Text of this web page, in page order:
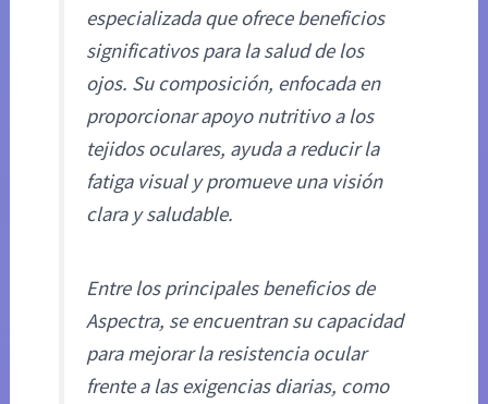
especializada que ofrece beneficios
significativos para la salud de los
ojos. Su composición, enfocada en
proporcionar apoyo nutritivo a los
tejidos oculares, ayuda a reducir la
fatiga visual y promueve una visión
clara y saludable.
Entre los principales beneficios de
Aspectra, se encuentran su capacidad
para mejorar la resistencia ocular
frente a las exigencias diarias, como